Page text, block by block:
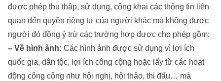
được phép thu thập, sử dụng, công khai các thông tin liên
quan đến quyền riêng tư của người khác mà không được
người đó đồng ý trừ các trường hợp được cho phép gồm:
– Về hình ảnh: Các hình ảnh được sử dụng vì lợi ích
quốc gia, dân tộc, lợi ích công cộng hoặc lấy từ các hoạt
động công cộng như hội nghị, hội thảo, thi đấu… mà